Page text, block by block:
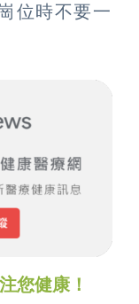
位時不要一
您健康！